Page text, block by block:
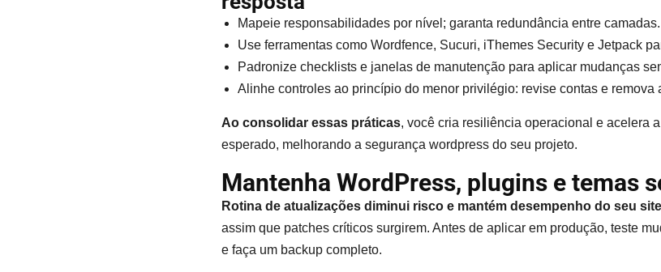
Mapeie responsabilidades por nível; garanta redundância entre camadas.
Use ferramentas como Wordfence, Sucuri, iThemes Security e Jetpack
Padronize checklists e janelas de manutenção para aplicar mudanças
Alinhe controles ao princípio do menor privilégio: revise contas e remova
Ao consolidar essas práticas, você cria resiliência operacional e acelera
esperado, melhorando a segurança wordpress do seu projeto.
Mantenha WordPress, plugins e temas
Rotina de atualizações diminui risco e mantém desempenho do seu
assim que patches críticos surgirem. Antes de aplicar em produção, teste
e faça um backup completo.